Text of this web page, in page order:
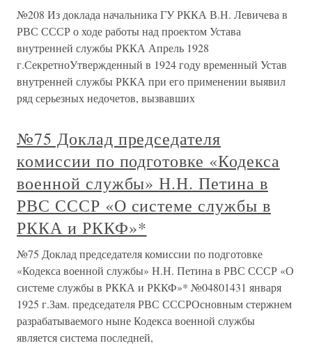
№208 Из доклада начальника ГУ РККА В.Н. Левичева в
РВС СССР о ходе работы над проектом Устава
внутренней службы РККА Апрель 1928
г.СекретноУтвержденный в 1924 году временный Устав
внутренней службы РККА при его применении выявил
ряд серьезных недочетов, вызвавших
№75 Доклад председателя
комиссии по подготовке «Кодекса
военной службы» Н.Н. Петина в
РВС СССР «О системе службы в
РККА и РККФ»*
№75 Доклад председателя комиссии по подготовке
«Кодекса военной службы» Н.Н. Петина в РВС СССР «О
системе службы в РККА и РККФ»* №04801431 января
1925 г.Зам. председателя РВС СССРОсновным стержнем
разрабатываемого ныне Кодекса военной службы
является система последней,